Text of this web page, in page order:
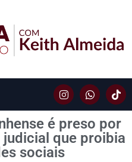
é preso por
que proibia
sociais